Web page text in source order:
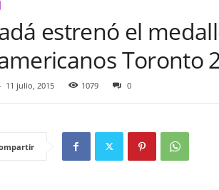
estrenó el
Toronto
11 julio, 2015 1079 0